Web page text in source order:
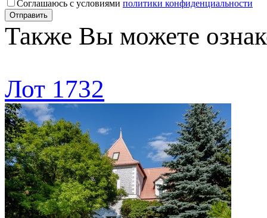
Соглашаюсь с условиями политики конфиденциальности
Отправить
Также Вы можете
Лот 1732